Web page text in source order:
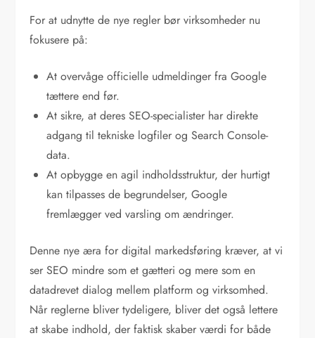
For at udnytte de nye regler bør virksomheder nu
fokusere på:
At overvåge officielle udmeldinger fra Google
tættere end før.
At sikre, at deres SEO-specialister har direkte
adgang til tekniske logfiler og Search Console-
data.
At opbygge en agil indholdsstruktur, der hurtigt
kan tilpasses de begrundelser, Google
fremlægger ved varsling om ændringer.
Denne nye æra for digital markedsføring kræver, at vi
ser SEO mindre som et gætteri og mere som en
datadrevet dialog mellem platform og virksomhed.
Når reglerne bliver tydeligere, bliver det også lettere
at skabe indhold, der faktisk skaber værdi for både